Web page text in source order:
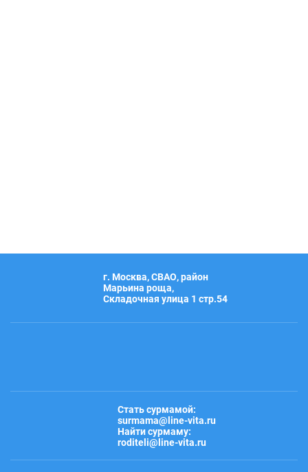
г. Москва, СВАО, район
Марьина роща,
Складочная улица 1 стр.54
Стать сурмамой:
surmama@line-vita.ru
Найти сурмаму:
roditeli@line-vita.ru